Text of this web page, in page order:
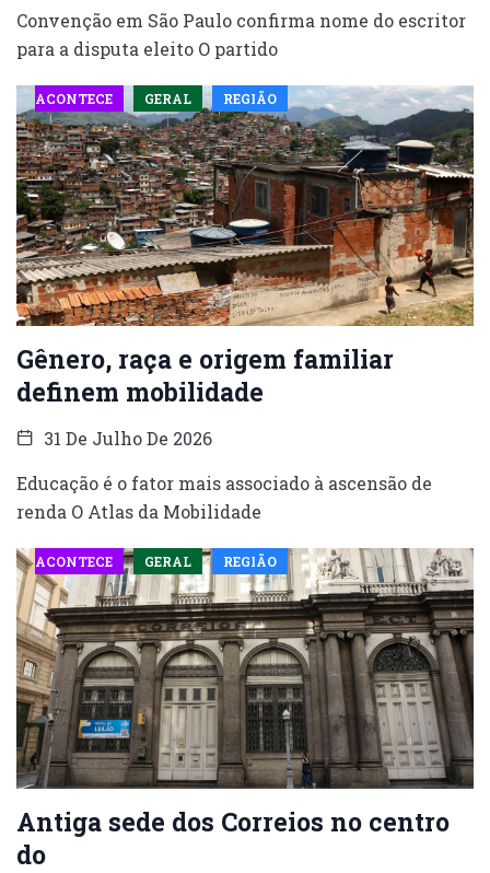
Convenção em São Paulo confirma nome do escritor
para a disputa eleito O partido
ACONTECE GERAL REGIÃO
Gênero, raça e origem familiar
definem mobilidade
31 De Julho De 2026
Educação é o fator mais associado à ascensão de
renda O Atlas da Mobilidade
ACONTECE GERAL REGIÃO
Antiga sede dos Correios no centro
do